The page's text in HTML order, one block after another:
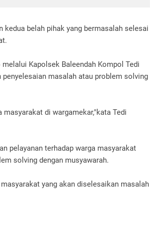
belah pihak yang bermasalah selesai
Kapolsek Baleendah Kompol Tedi
masalah atau problem solving
di wargamekar,"kata Tedi
pelayanan terhadap warga masyarakat
solving dengan musyawarah.
yang akan diselesaikan masalah